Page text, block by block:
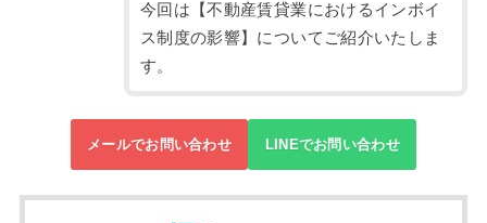
今回は【不動産賃貸業におけるインボイ
ス制度の影響】についてご紹介いたしま
す。
メールでお問い合わせ LINEでお問い合わせ